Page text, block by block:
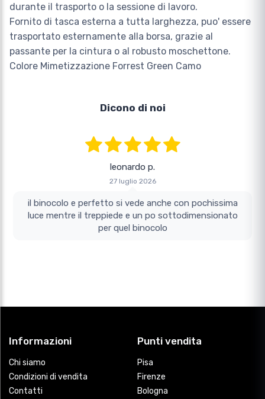
durante il trasporto o la sessione di lavoro.
Fornito di tasca esterna a tutta larghezza, puo' essere
trasportato esternamente alla borsa, grazie al
passante per la cintura o al robusto moschettone.
Colore Mimetizzazione Forrest Green Camo
Dicono di noi
leonardo p.
27 luglio 2026
il binocolo e perfetto si vede anche con pochissima
luce mentre il treppiede e un po sottodimensionato
per quel binocolo
Informazioni
Chi siamo
Condizioni di vendita
Contatti
Punti vendita
Pisa
Firenze
Bologna